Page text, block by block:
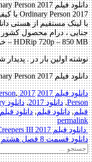
HDRip 720p – 850 MB – خوب […]
نوشته اولین بار در . پدیدار
دانلود فیلم Ordinary Person 2017
دانلود فیلم 2017 2017 Ordinary
,
Person
,دانلود 2017 ,دانلود Ordinary
فیلم, دانلود فیلم,دانلود
permalink
Post
navigation
دانلود فیلم Jeepers Creepers III 2017
دانلود قسمت 8 فصل هشتم سریال The Walking Dead
جستجو
برای: